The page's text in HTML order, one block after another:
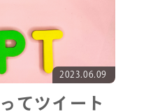
2023.06.09
てツイート